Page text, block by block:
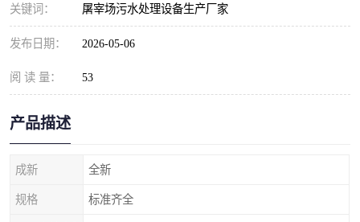
关键词： 屠宰场污水处理设备生产厂家
发布日期： 2026-05-06
阅 读 量： 53
产品描述
成新 全新
规格 标准齐全